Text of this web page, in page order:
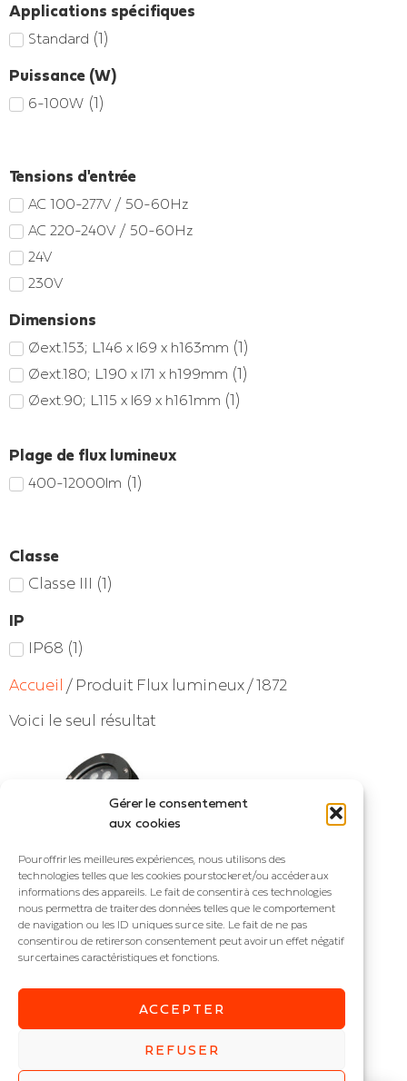
Gérer le consentement
aux cookies
Pour offrir les meilleures expériences, nous utilisons des
technologies telles que les cookies pour stocker et/ou accéder aux
informations des appareils. Le fait de consentir à ces technologies
nous permettra de traiter des données telles que le comportement
de navigation ou les ID uniques sur ce site. Le fait de ne pas
consentir ou de retirer son consentement peut avoir un effet négatif
sur certaines caractéristiques et fonctions.
ACCEPTER
REFUSER
Applications spécifiques
Standard (1)
Puissance (W)
6-100W (1)
Tensions d'entrée
AC 100-277V / 50-60Hz
AC 220-240V / 50-60Hz
24V
230V
Dimensions
Øext.153; L146 x l69 x h163mm (1)
Øext.180; L190 x l71 x h199mm (1)
Øext.90; L115 x l69 x h161mm (1)
Plage de flux lumineux
400-12000lm (1)
Classe
Classe III (1)
IP
IP68 (1)
Accueil / Produit Flux lumineux / 1872
Voici le seul résultat
WATER
Projecteur immergé
Puissance (W) :6,9,12,18,